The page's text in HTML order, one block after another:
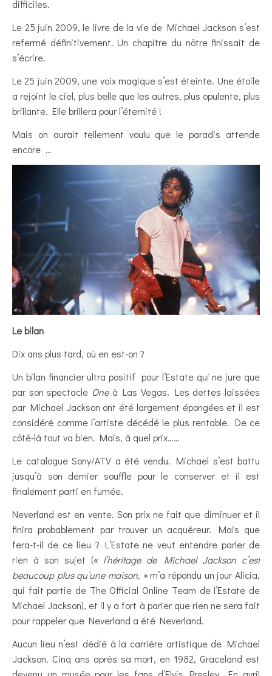
difficiles.
Le 25 juin 2009, le livre de la vie de Michael Jackson s’est
refermé définitivement. Un chapitre du nôtre finissait de
s’écrire.
Le 25 juin 2009, une voix magique s’est éteinte. Une étoile
a rejoint le ciel, plus belle que les autres, plus opulente, plus
brillante. Elle brillera pour l’éternité !
Mais on aurait tellement voulu que le paradis attende
encore …
Le bilan
Dix ans plus tard, où en est-on ?
Un bilan financier ultra positif pour l’Estate qui ne jure que
par son spectacle Oneà Las Vegas. Les dettes laissées
par Michael Jackson ont été largement épongées et il est
considéré comme l’artiste décédé le plus rentable. De ce
côté-là tout va bien. Mais, à quel prix……
Le catalogue Sony/ATV a été vendu. Michael s’est battu
jusqu’à son dernier souffle pour le conserver et il est
finalement parti en fumée.
Neverland est en vente. Son prix ne fait que diminuer et il
finira probablement par trouver un acquéreur. Mais que
fera-t-il de ce lieu ? L’Estate ne veut entendre parler de
rien à son sujet (« l’héritage de Michael Jackson c’est
beaucoup plus qu’une maison, »m’a répondu un jour Alicia,
qui fait partie de The Official Online Team de l’Estate de
Michael Jackson), et il y a fort à parier que rien ne sera fait
pour rappeler que Neverland a été Neverland.
Aucun lieu n’est dédié à la carrière artistique de Michael
Jackson. Cinq ans après sa mort, en 1982, Graceland est